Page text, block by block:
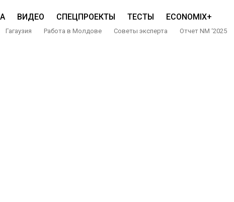
ВИДЕО СПЕЦПРОЕКТЫ ТЕСТЫ ECONOMIX+
Гагаузия Работа в Молдове Советы эксперта Отчет NM ‘2025